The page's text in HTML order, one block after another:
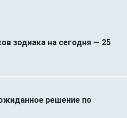
зодиака на сегодня — 25
решение по